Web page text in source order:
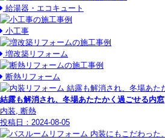
給湯器・エコキュート
小工事
増改築リフォーム
断熱リフォーム
結露も解消され、冬場あたたかく過ごせる内窓
内装, 断熱
投稿日： 2024-08-05